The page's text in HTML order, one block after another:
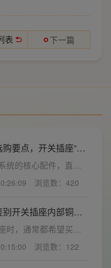
表 下一篇
要点，开关插座“七
统的核心配件，直接
实用性，选材好坏影
一站式搞定全屋电气
选购“七看”技巧，帮大
的开关插座产品。
浏览数：420
开关插座内部铜片
时，通常都希望买到
品，那么对于开关插
坏就直接决定了它的
浏览数：122